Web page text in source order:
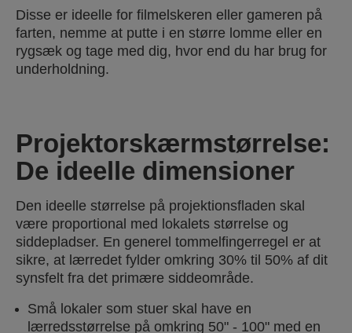
Disse er ideelle for filmelskeren eller gameren på
farten, nemme at putte i en større lomme eller en
rygsæk og tage med dig, hvor end du har brug for
underholdning.
Projektorskærmstørrelse:
De ideelle dimensioner
Den ideelle størrelse på projektionsfladen skal
være proportional med lokalets størrelse og
siddepladser. En generel tommelfingerregel er at
sikre, at lærredet fylder omkring 30% til 50% af dit
synsfelt fra det primære siddeområde.
Små lokaler som stuer skal have en
lærredsstørrelse på omkring 50" - 100" med en